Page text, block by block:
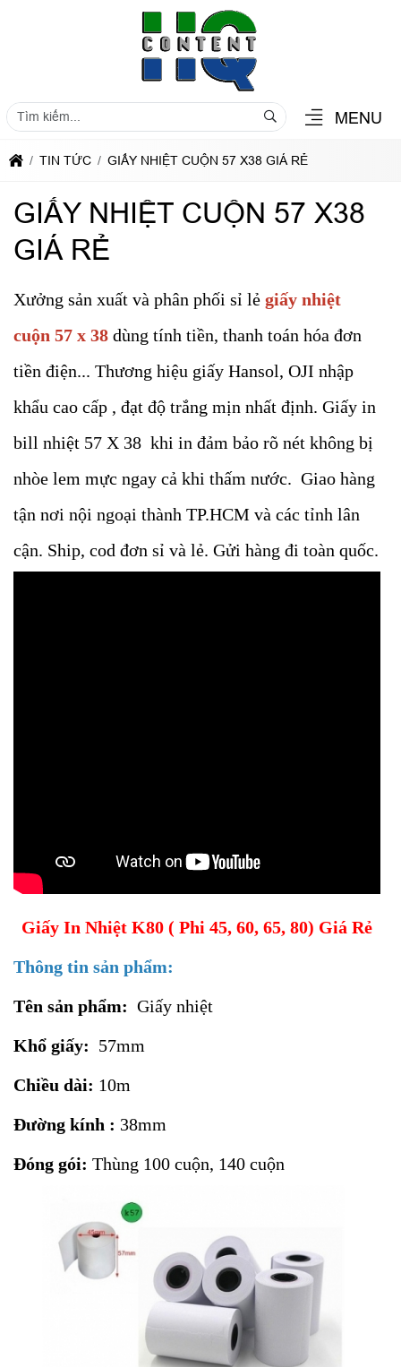
MENU
TIN TỨC GIẤY NHIỆT CUỘN 57 X38 GIÁ RẺ
GIẤY NHIỆT CUỘN 57 X38
GIÁ RẺ
Xưởng sản xuất và phân phối sỉ lẻ giấy nhiệt
cuộn 57 x 38 dùng tính tiền, thanh toán hóa đơn
tiền điện... Thương hiệu giấy Hansol, OJI nhập
khẩu cao cấp , đạt độ trắng mịn nhất định. Giấy in
bill nhiệt 57 X 38 khi in đảm bảo rõ nét không bị
nhòe lem mực ngay cả khi thấm nước. Giao hàng
tận nơi nội ngoại thành TP.HCM và các tỉnh lân
cận. Ship, cod đơn sỉ và lẻ. Gửi hàng đi toàn quốc.
Giấy In Nhiệt K80 ( Phi 45, 60, 65, 80) Giá Rẻ
Thông tin sản phẩm:
Tên sản phẩm: Giấy nhiệt
Khổ giấy: 57mm
Chiều dài: 10m
Đường kính : 38mm
Đóng gói: Thùng 100 cuộn, 140 cuộn